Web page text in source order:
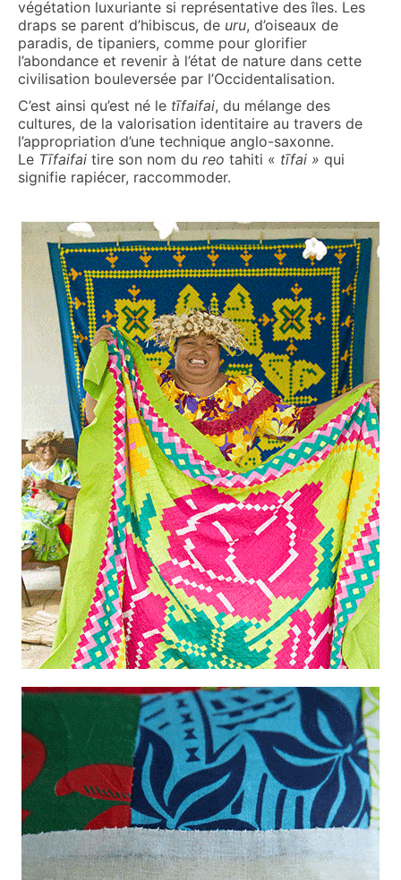
végétation luxuriante si représentative des îles. Les
draps se parent d’hibiscus, de uru, d’oiseaux de
paradis, de tipaniers, comme pour glorifier
l’abondance et revenir à l’état de nature dans cette
civilisation bouleversée par l’Occidentalisation.
C’est ainsi qu’est né le tīfaifai, du mélange des
cultures, de la valorisation identitaire au travers de
l’appropriation d’une technique anglo-saxonne.
Le Tīfaifai tire son nom du reo tahiti « tīfai » qui
signifie rapiécer, raccommoder.